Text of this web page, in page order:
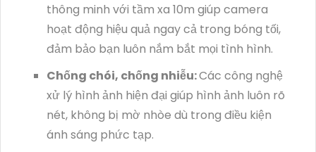
thông minh với tầm xa 10m giúp camera
hoạt động hiệu quả ngay cả trong bóng tối,
đảm bảo bạn luôn nắm bắt mọi tình hình.
Chống chói, chống nhiễu:Các công nghệ
xử lý hình ảnh hiện đại giúp hình ảnh luôn rõ
nét, không bị mờ nhòe dù trong điều kiện
ánh sáng phức tạp.